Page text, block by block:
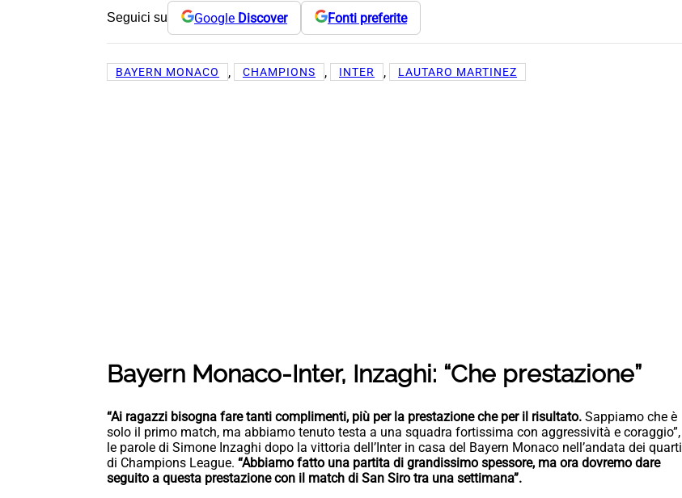
Seguici su Google Discover Fonti preferite
BAYERN MONACO , CHAMPIONS , INTER , LAUTARO MARTINEZ
Bayern Monaco-Inter, Inzaghi: “Che prestazione”
“Ai ragazzi bisogna fare tanti complimenti, più per la prestazione che per il risultato. Sappiamo che è
solo il primo match, ma abbiamo tenuto testa a una squadra fortissima con aggressività e coraggio”,
le parole di Simone Inzaghi dopo la vittoria dell’Inter in casa del Bayern Monaco nell’andata dei quarti
di Champions League. “Abbiamo fatto una partita di grandissimo spessore, ma ora dovremo dare
seguito a questa prestazione con il match di San Siro tra una settimana”.